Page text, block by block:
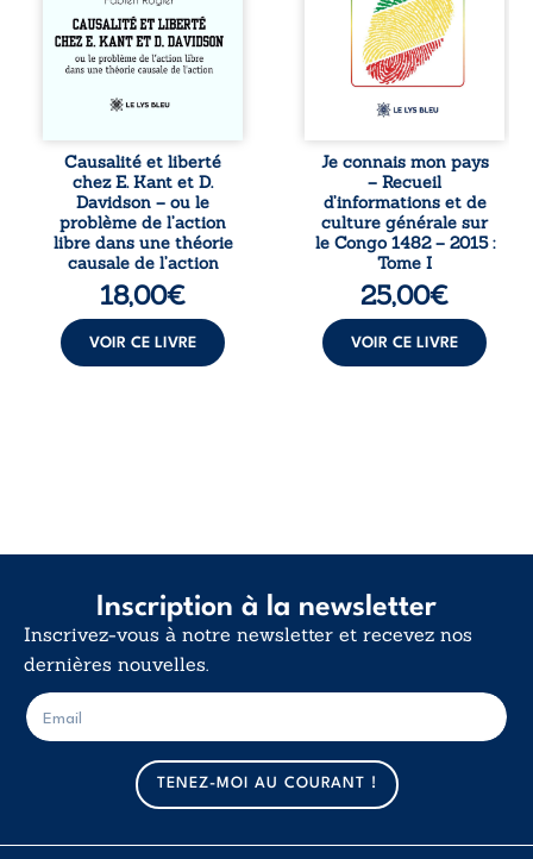
et de Donald
Davidson, cet
essai explore les
liens entre libre
déterminisme
responsabilité. De
la volonté
kantienne au
monisme anomal
de Davidson, il
interroge la
manière dont les
intentions et les
croyances
peuvent ...
Causalité et liberté
chez E. Kant et D.
Davidson – ou le
problème de l’action
libre dans une théorie
causale de l’action
18,00€
VOIR CE LIVRE
l’histoire
nationale, il
entend combattre
l’ignorance, le
repli identitaire et
l’affaiblissement
patriotique.
Accessible à tous,
ce recueil offre
des repères
essentiels pour
mieux
comprendre le ...
Je connais mon pays
– Recueil
d’informations et de
culture générale sur
le Congo 1482 – 2015 :
Tome I
25,00€
VOIR CE LIVRE
Inscription à la newsletter
Inscrivez-vous à notre newsletter et recevez nos
dernières nouvelles.
m
a
i
l
E
-
m
TENEZ-MOI AU COURANT !